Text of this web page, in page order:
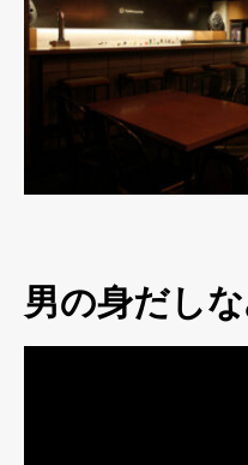
男の身だし